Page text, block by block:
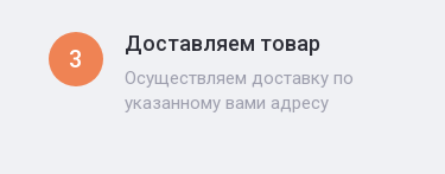
3
Доставляем товар
Осуществляем доставку по
указанному вами адресу